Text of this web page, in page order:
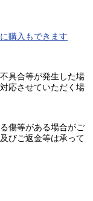
購入もできます
具合等が発生した場
応させていただく場
傷等がある場合がご
びご返金等は承って